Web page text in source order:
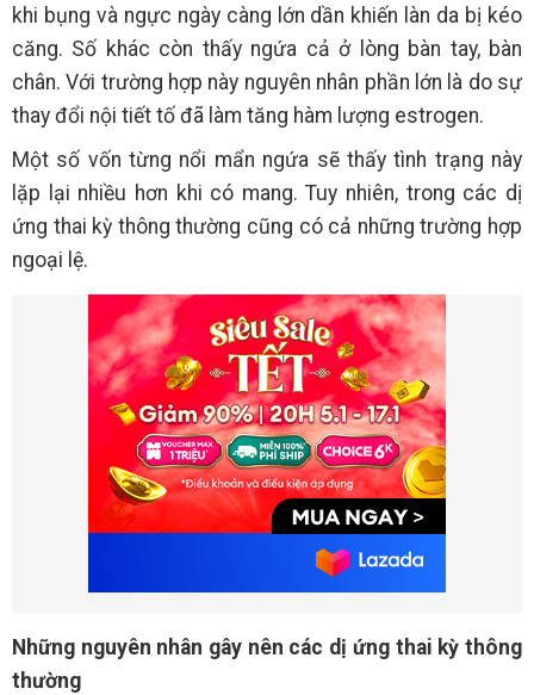
khi bụng và ngực ngày càng lớn dần khiến làn da bị kéo
căng. Số khác còn thấy ngứa cả ở lòng bàn tay, bàn
chân. Với trường hợp này nguyên nhân phần lớn là do sự
thay đổi nội tiết tố đã làm tăng hàm lượng estrogen.
Một số vốn từng nổi mẩn ngứa sẽ thấy tình trạng này
lặp lại nhiều hơn khi có mang. Tuy nhiên, trong các dị
ứng thai kỳ thông thường cũng có cả những trường hợp
ngoại lệ.
Những nguyên nhân gây nên các dị ứng thai kỳ thông
thường